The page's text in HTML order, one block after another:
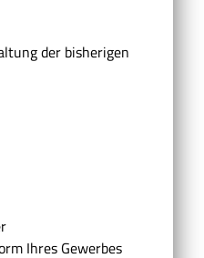
der bisherigen
Ihres Gewerbes